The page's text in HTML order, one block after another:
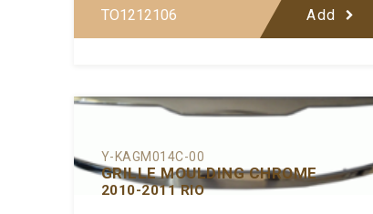
TO1212106 Add
Y-KAGM014C-00
GRILLE MOULDING CHROME
2010-2011 RIO